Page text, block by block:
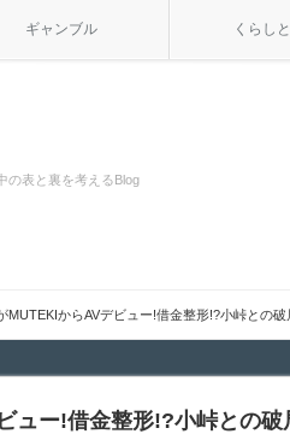
ギャンブル くらし
の表と裏を考えるBlog
MUTEKIからAVデビュー!借金整形!?小峠との破
ュー!借金整形!?小峠との破